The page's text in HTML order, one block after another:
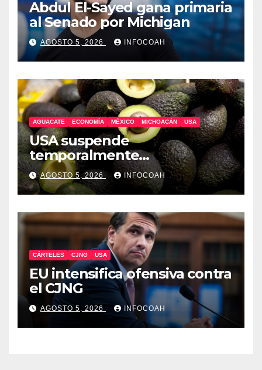
Abdul El-Sayed gana primaria
al Senado por Michigan
AGOSTO 5, 2026 INFOCOAH
AGUACATE ECONOMÍA MÉXICO MICHOACÁN USA
USA suspende
temporalmente
exportaciones de aguacate
michoacano
AGOSTO 5, 2026 INFOCOAH
CÁRTELES CJNG USA
EU intensifica ofensiva contra
el CJNG
AGOSTO 5, 2026 INFOCOAH